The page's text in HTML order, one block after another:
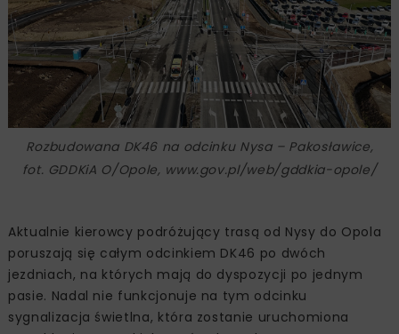
Rozbudowana DK46 na odcinku Nysa – Pakosławice,
fot. GDDKiA O/Opole, www.gov.pl/web/gddkia-opole/
Aktualnie kierowcy podróżujący trasą od Nysy do Opola
poruszają się całym odcinkiem DK46 po dwóch
jezdniach, na których mają do dyspozycji po jednym
pasie. Nadal nie funkcjonuje na tym odcinku
sygnalizacja świetlna, która zostanie uruchomiona